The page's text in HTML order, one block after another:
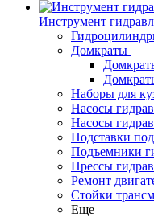
Инструмент
Домкраты
Наборы для
Насосы
Насосы
Подставки
Подъемники
Прессы
Ремонт
Стойки
Еще